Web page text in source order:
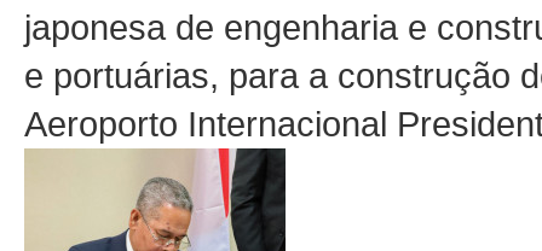
japonesa de engenharia e
e portuárias, para a construção
Aeroporto Internacional